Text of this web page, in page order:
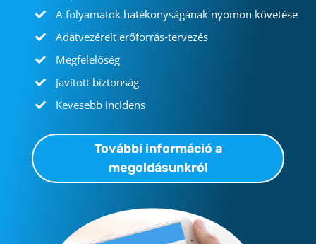
A folyamatok hatékonyságának nyomon követése
Adatvezérelt erőforrás-tervezés
Megfelelőség
Javított biztonság
Kevesebb incidens
További információ a
megoldásunkról